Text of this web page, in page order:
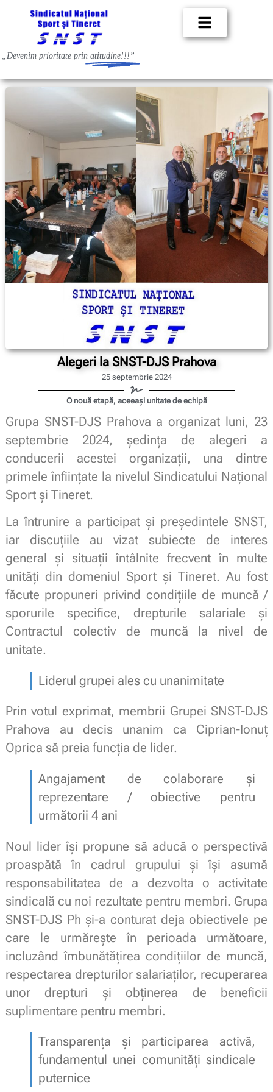
„Devenim prioritate prin atitudine!!!”
Alegeri la SNST-DJS Prahova
25 septembrie 2024
O nouă etapă, aceeași unitate de echipă
Grupa SNST-DJS Prahova a organizat luni, 23
septembrie 2024, ședința de alegeri a
conducerii acestei organizații, una dintre
primele înființate la nivelul Sindicatului Național
Sport și Tineret.
La întrunire a participat și președintele SNST,
iar discuțiile au vizat subiecte de interes
general și situații întâlnite frecvent în multe
unități din domeniul Sport și Tineret. Au fost
făcute propuneri privind condițiile de muncă /
sporurile specifice, drepturile salariale și
Contractul colectiv de muncă la nivel de
unitate.
Liderul grupei ales cu unanimitate
Prin votul exprimat, membrii Grupei SNST-DJS
Prahova au decis unanim ca Ciprian-Ionuț
Oprica să preia funcția de lider.
Angajament de colaborare și
reprezentare / obiective pentru
următorii 4 ani
Noul lider își propune să aducă o perspectivă
proaspătă în cadrul grupului și își asumă
responsabilitatea de a dezvolta o activitate
sindicală cu noi rezultate pentru membri. Grupa
SNST-DJS Ph și-a conturat deja obiectivele pe
care le urmărește în perioada următoare,
incluzând îmbunătățirea condițiilor de muncă,
respectarea drepturilor salariaților, recuperarea
unor drepturi și obținerea de beneficii
suplimentare pentru membri.
Transparența și participarea activă,
fundamentul unei comunități sindicale
puternice